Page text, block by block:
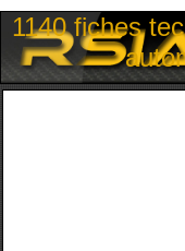
1140 fiches